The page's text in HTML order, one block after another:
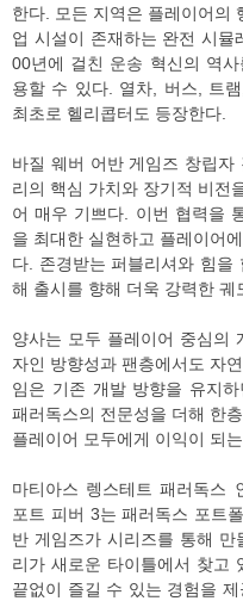
한다. 모든 지역은 플레이어의
업 시설이 존재하는 완전 시뮬
00년에 걸친 운송 혁신의 역
용할 수 있다. 열차, 버스, 트
최초로 헬리콥터도 등장한다.
바질 웨버 어반 게임즈 창립자
리의 핵심 가치와 장기적 비전
어 매우 기쁘다. 이번 협력을
을 최대한 실현하고 플레이어
다. 존경받는 퍼블리셔와 힘을
해 출시를 향해 더욱 강력한 궤
양사는 모두 플레이어 중심의
자인 방향성과 팬층에서도 자
임은 기존 개발 방향을 유지
패러독스의 전문성을 더해 한
플레이어 모두에게 이익이 되
마티아스 렝스테트 패러독스
포트 피버 3는 패러독스 포트
반 게임즈가 시리즈를 통해
리가 새로운 타이틀에서 찾고
끝없이 즐길 수 있는 경험을